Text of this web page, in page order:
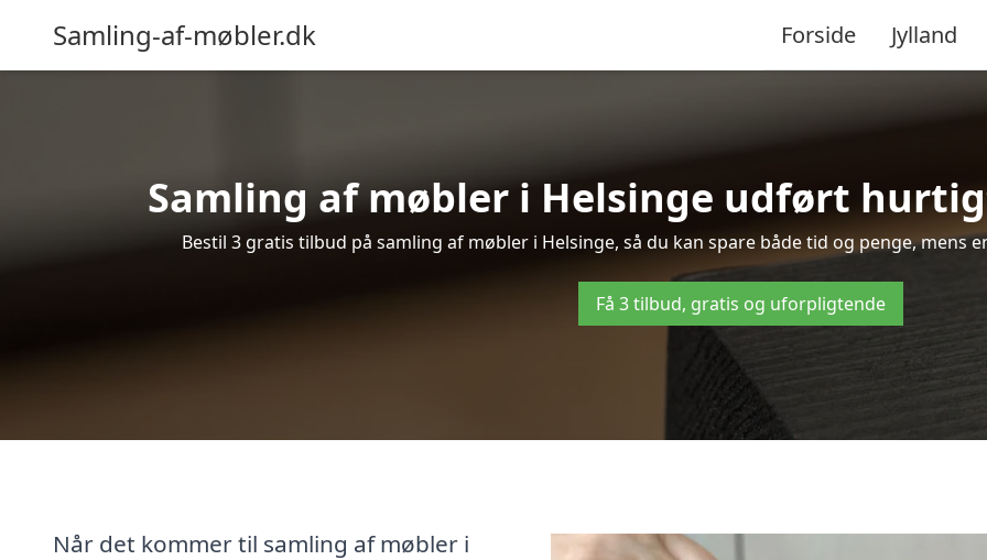
Samling-af-møbler.dk Forside Jylland
Samling af møbler i Helsinge udført
Bestil 3 gratis tilbud på samling af møbler i Helsinge, så du kan spare både tid og penge, mens
Få 3 tilbud, gratis og uforpligtende
Når det kommer til samling af møbler i